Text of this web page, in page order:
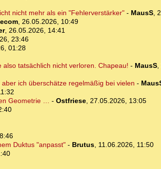
nicht mehr als ein "Fehlerverstärker"- MausS,
, 26.05.2026, 10:49
, 26.05.2026, 14:41
23:46
01:28
tatsächlich nicht verloren. Chapeau! - MausS,
ich überschätze regelmäßig bei vielen -
Geometrie … - Ostfriese, 27.05.2026, 13:05
Duktus "anpasst"- Brutus, 11.06.2026, 11:50